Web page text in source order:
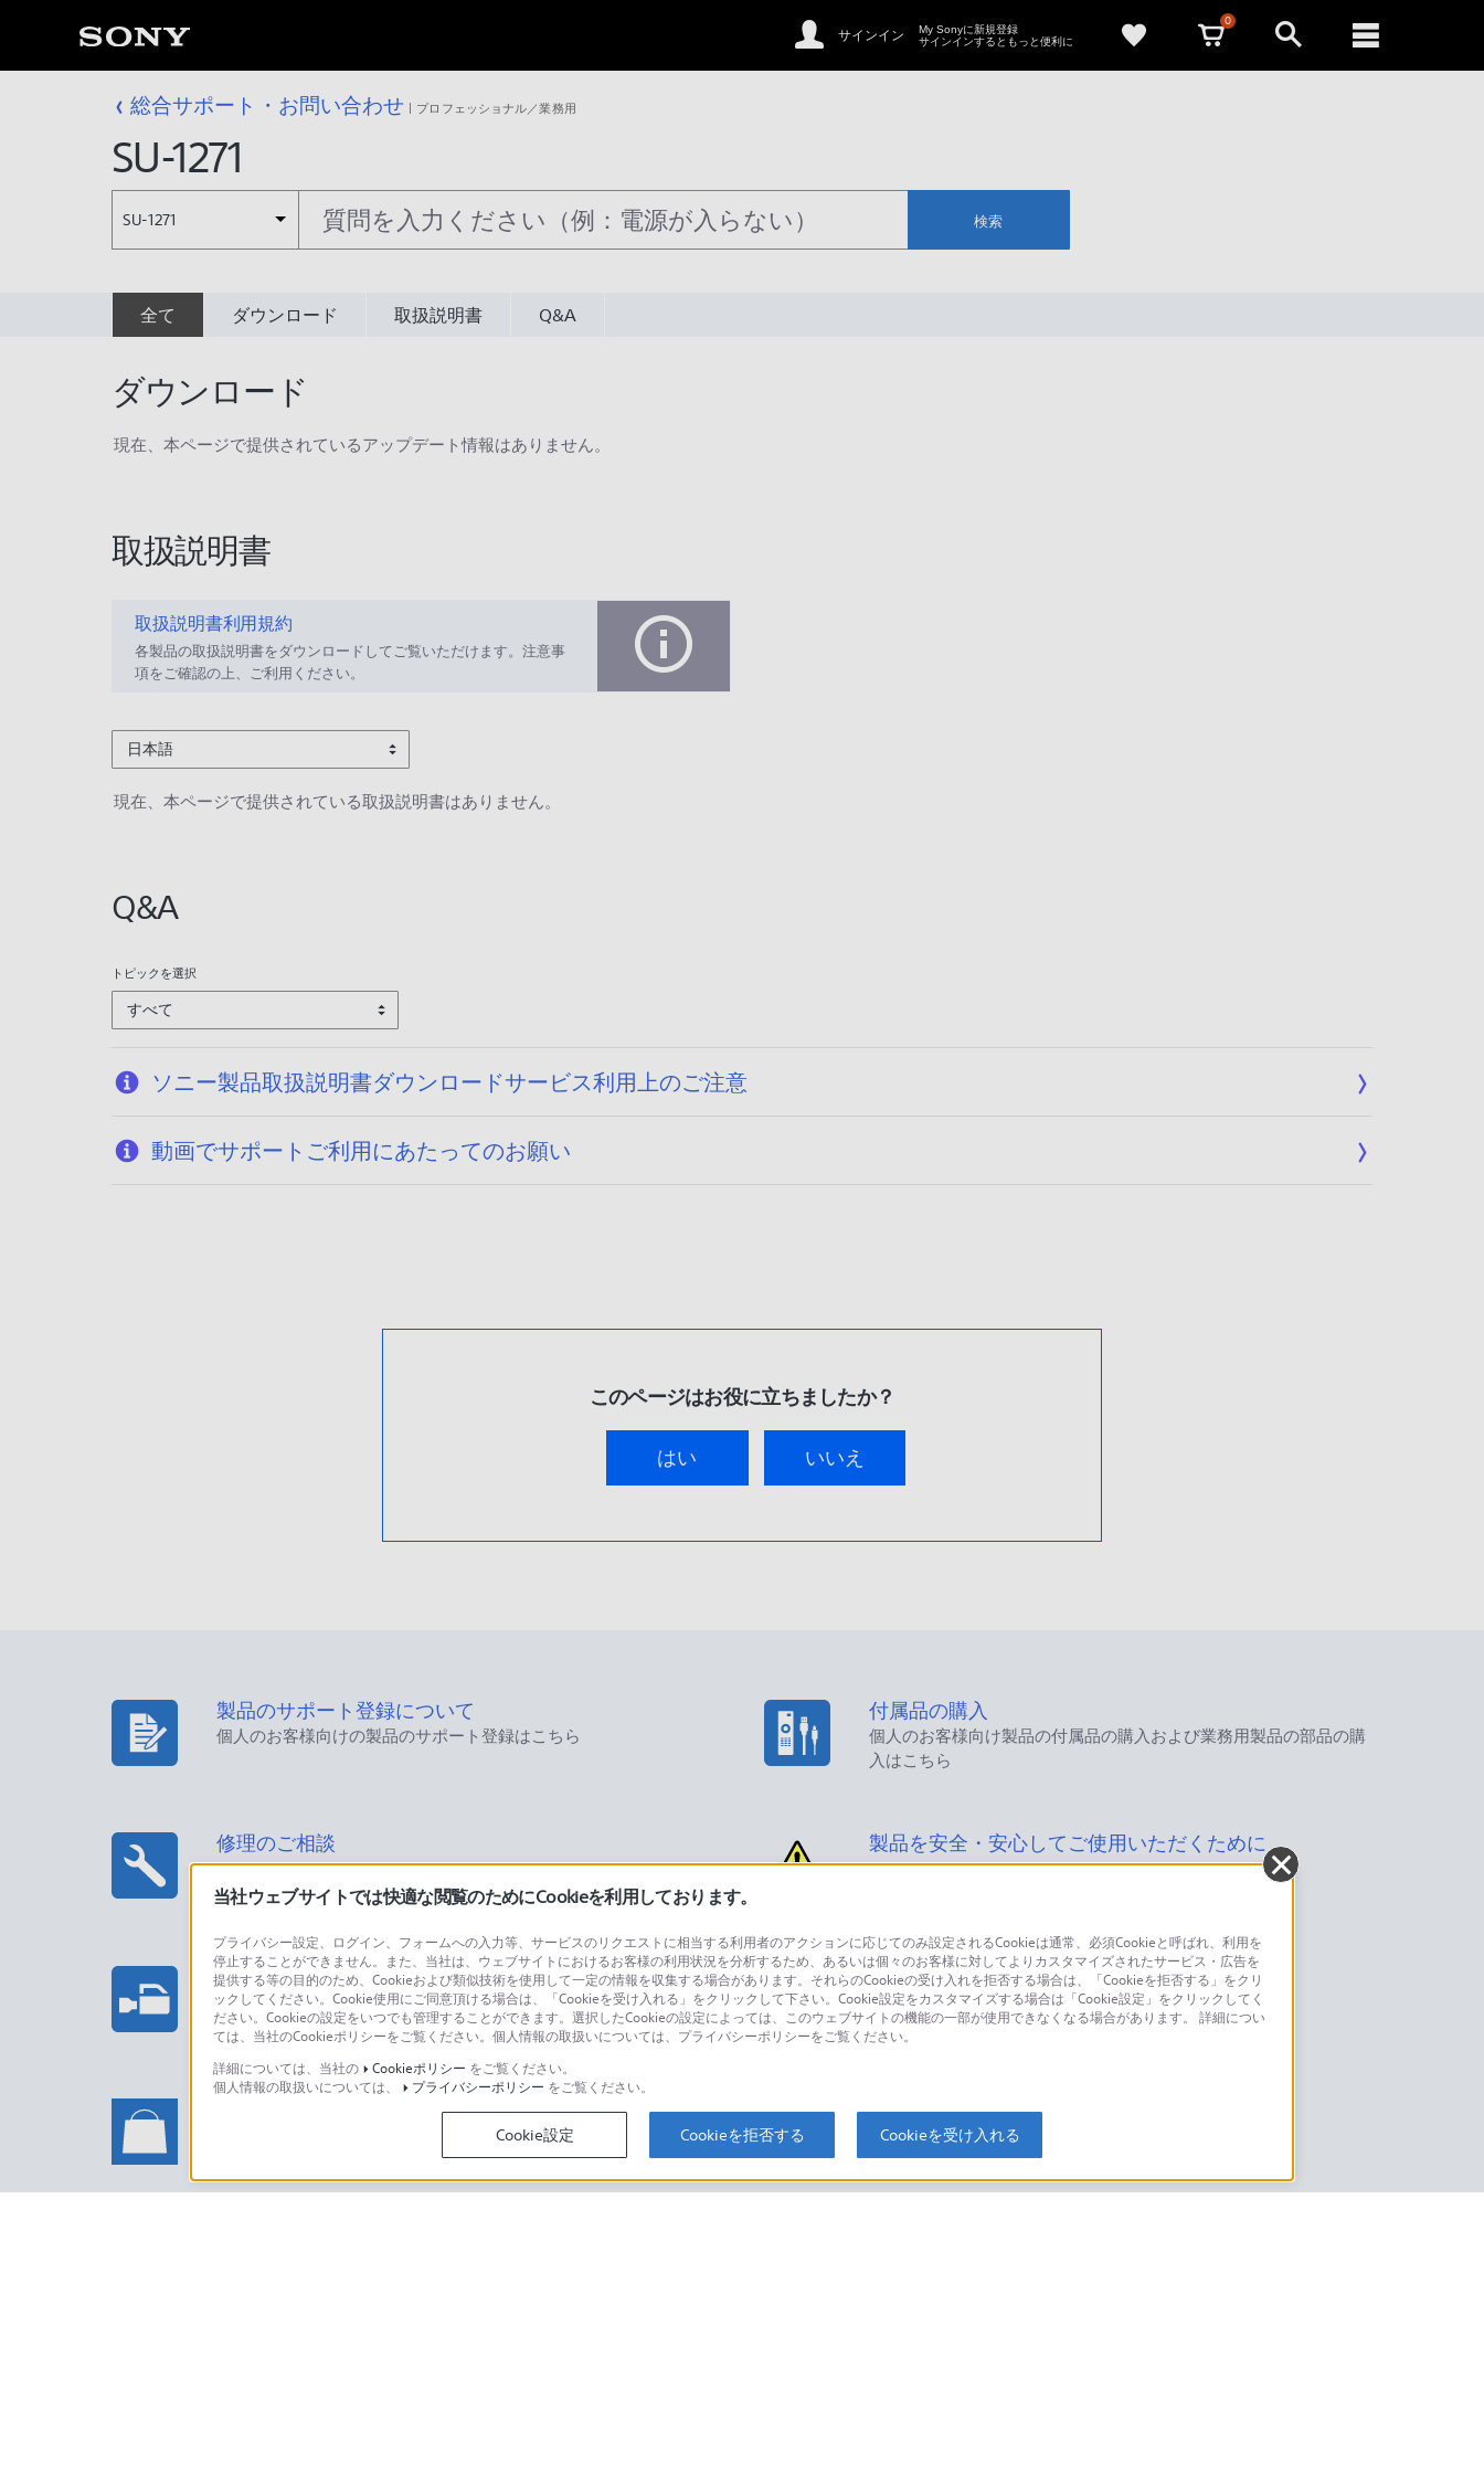
サインイン
My Sonyに新規登録
サインインするともっと便利に
0
総合サポート・お問い合わせ プロフェッショナル／業務用
SU-1271
SU-1271 検索
全て ダウンロード 取扱説明書 Q&A
ダウンロード
現在、本ページで提供されているアップデート情報はありません。
取扱説明書
取扱説明書利用規約
各製品の取扱説明書をダウンロードしてご覧いただけます。注意事
項をご確認の上、ご利用ください。
日本語
現在、本ページで提供されている取扱説明書はありません。
Q&A
トピックを選択
すべて
ソニー製品取扱説明書ダウンロードサービス利用上のご注意
動画でサポートご利用にあたってのお願い
このページはお役に立ちましたか？
はい いいえ
製品のサポート登録について
個人のお客様向けの製品のサポート登録はこちら
付属品の購入
個人のお客様向け製品の付属品の購入および業務用製品の部品の購
入はこちら
修理のご相談 製品を安全・安心してご使用いただくために
プロフェッショナル/業務用製品に関するお問い合わせ
法人のお客様はこちら
製品に関するお問い合わせ
個人のお客様はこちら
ソニーストアでのお買い物に関するご利用ガイド・お問
ソニーストアのご利用方法・サービスに関してのご案内はこちら
海外仕様製品
オーバーシーズモデルに関してのご案内はこちら
当社ウェブサイトでは快適な閲覧のためにCookieを利用しております。
プライバシー設定、ログイン、フォームへの入力等、サービスのリクエストに相当する利用者のアクションに応じてのみ設定されるCookieは通常、必須Cookieと呼ばれ、利用を
停止することができません。また、当社は、ウェブサイトにおけるお客様の利用状況を分析するため、あるいは個々のお客様に対してよりカスタマイズされたサービス・広告を
提供する等の目的のため、Cookieおよび類似技術を使用して一定の情報を収集する場合があります。それらのCookieの受け入れを拒否する場合は、「Cookieを拒否する」をクリ
ックしてください。Cookie使用にご同意頂ける場合は、「Cookieを受け入れる」をクリックして下さい。Cookie設定をカスタマイズする場合は「Cookie設定」をクリックしてく
ださい。Cookieの設定をいつでも管理することができます。選択したCookieの設定によっては、このウェブサイトの機能の一部が使用できなくなる場合があります。 詳細につい
ては、当社のCookieポリシーをご覧ください。個人情報の取扱いについては、プライバシーポリシーをご覧ください。
詳細については、当社の
Cookieポリシー をご覧ください。
個人情報の取扱いについては、
プライバシーポリシー をご覧ください。
Cookie設定 Cookieを拒否する Cookieを受け入れる